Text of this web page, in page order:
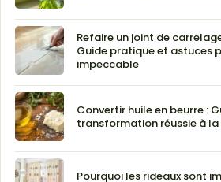
Refaire un joint de
Guide pratique et astuces
impeccable
Convertir huile en beurre :
transformation réussie à
Pourquoi les rideaux sont